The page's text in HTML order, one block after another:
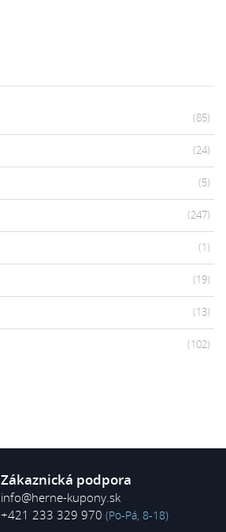
(85)
(24)
(5)
(247)
(1)
(19)
(13)
(102)
Zákaznická podpora
info@herne-kupony.sk
+421 233 329 970 (Po-Pá, 8-18)